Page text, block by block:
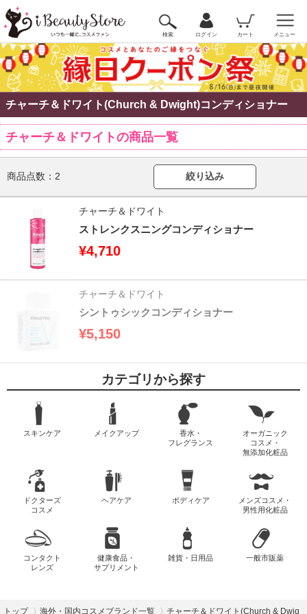
検索 ログイン カート メニュー
チャーチ＆ドワイト(Church & Dwight)コンディショナー
チャーチ＆ドワイトの商品一覧
商品点数： 2 絞り込み
チャーチ＆ドワイト
ストレンクスニングコンディショナー
¥4,710
チャーチ＆ドワイト
シントゥシックコンディショナー
¥5,150
カテゴリから探す
スキンケア メイクアップ
香水・
フレグランス
オーガニック
コスメ・
無添加化粧品
ドクターズ
コスメ
ヘアケア ボディケア
メンズコスメ・
男性用化粧品
コンタクト
レンズ
健康食品・
サプリメント
雑貨・日用品 一般市販薬
トップ 海外・国内コスメブランド一覧 チャーチ＆ドワイト(Church & Dwig